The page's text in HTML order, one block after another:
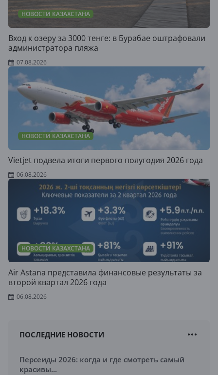
НОВОСТИ КАЗАХСТАНА
Вход к озеру за 3000 тенге: в Бурабае оштрафовали
администратора пляжа
07.08.2026
НОВОСТИ КАЗАХСТАНА
Vietjet подвела итоги первого полугодия 2026 года
06.08.2026
НОВОСТИ КАЗАХСТАНА
Air Astana представила финансовые результаты за
второй квартал 2026 года
06.08.2026
ПОСЛЕДНИЕ НОВОСТИ
Персеиды 2026: когда и где смотреть самый
красивы...